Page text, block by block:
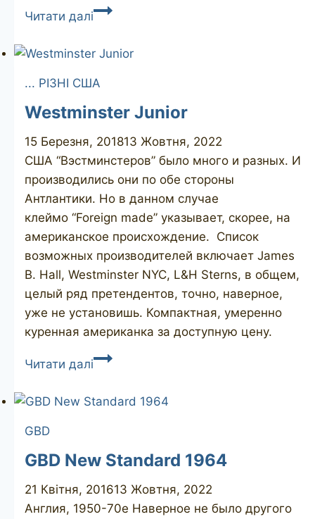
Читати даліALBOURN
Straight
... РІЗНІ США
Westminster Junior
15 Березня, 201813 Жовтня, 2022
США “Вэстминстеров” было много и разных. И
производились они по обе стороны
Антлантики. Но в данном случае
клеймо “Foreign made” указывает, скорее, на
американское происхождение. Список
возможных производителей включает James
B. Hall, Westminster NYC, L&H Sterns, в общем,
целый ряд претендентов, точно, наверное,
уже не установишь. Компактная, умеренно
куренная американка за доступную цену.
Читати даліWestminster
GBD
GBD New Standard 1964
21 Квітня, 201613 Жовтня, 2022
Англия, 1950-70е Наверное не было другого